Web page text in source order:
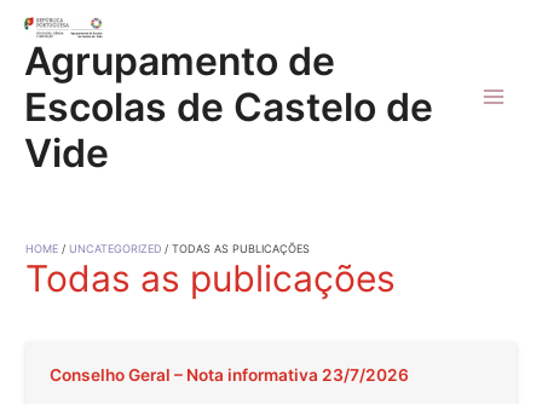
content
Agrupamento de
Escolas de Castelo de
Vide
HOME UNCATEGORIZED TODAS AS PUBLICAÇÕES
Todas as publicações
Conselho Geral – Nota informativa 23/7/2026